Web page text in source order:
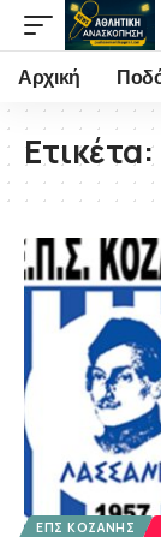
Αρχική
Ετικέτα:
ΕΠΣ ΚΟΖΆΝΗΣ